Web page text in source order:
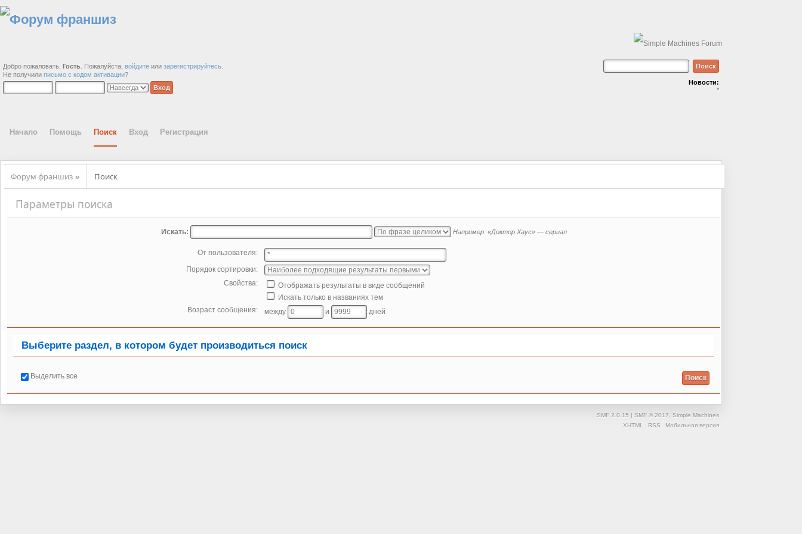
Добро пожаловать, Гость . Пожалуйста, войдите или зарегистрируйтесь
Не получили письмо с кодом активации?
Новости:
*
Начало Помощь Поиск Вход Регистрация
Форум франшиз » Поиск
Параметры поиска
Искать: Например: «Доктор Хаус» — сериал
От пользователя:
Порядок сортировки:
Свойства:
Отображать результаты в виде сообщений
Искать только в названиях тем
Возраст сообщения:
между и дней
Выберите раздел, в котором будет производиться поиск
Выделить все
SMF 2.0.15 SMF © 2017, Simple Machines
XHTML
RSS Мобильная версия